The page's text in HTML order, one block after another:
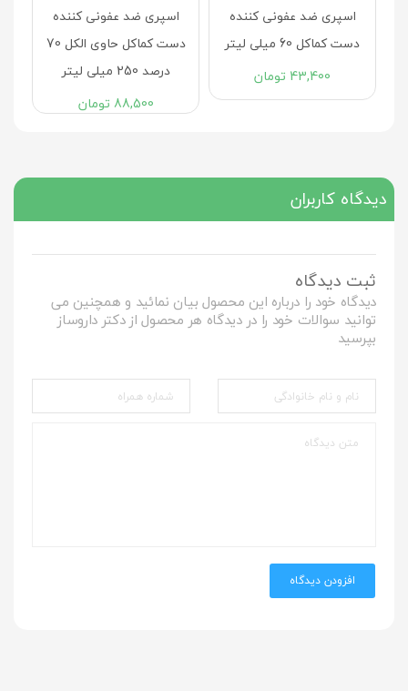
اسپری ضد عفونی کننده
دست کماکل حاوی الکل 70
درصد 250 میلی لیتر
88,500تومان
دیدگاه کاربران
ثبت دیدگاه
دیدگاه خود را درباره این محصول بیان نمائید و همچنین می
توانید سوالات خود را در دیدگاه هر محصول از دکتر داروساز
بپرسید
افزودن دیدگاه